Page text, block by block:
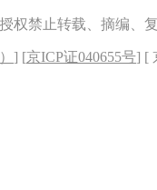
权禁止转载、摘编、
] [京ICP证040655号] [